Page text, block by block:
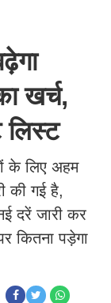
खर्च,
लिस्ट
के लिए अहम
की गई है,
दरें जारी कर
कितना पड़ेगा